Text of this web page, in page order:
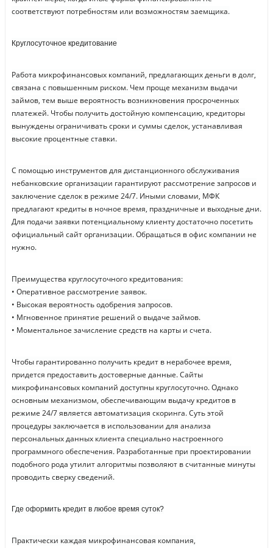
соответствуют потребностям или возможностям заемщика.
Круглосуточное кредитование
Работа микрофинансовых компаний, предлагающих деньги в долг,
связана с повышенным риском. Чем проще механизм выдачи
займов, тем выше вероятность возникновения просроченных
платежей. Чтобы получить достойную компенсацию, кредиторы
вынуждены ограничивать сроки и суммы сделок, устанавливая
высокие процентные ставки.
С помощью инструментов для дистанционного обслуживания
небанковские организации гарантируют рассмотрение запросов и
заключение сделок в режиме 24/7. Иными словами, МФК
предлагают кредиты в ночное время, праздничные и выходные дни.
Для подачи заявки потенциальному клиенту достаточно посетить
официальный сайт организации. Обращаться в офис компании не
нужно.
Преимущества круглосуточного кредитования:
• Оперативное рассмотрение заявок.
• Высокая вероятность одобрения запросов.
• Мгновенное принятие решений о выдаче займов.
• Моментальное зачисление средств на карты и счета.
Чтобы гарантированно получить кредит в нерабочее время,
придется предоставить достоверные данные. Сайты
микрофинансовых компаний доступны круглосуточно. Однако
основным механизмом, обеспечивающим выдачу кредитов в
режиме 24/7 является автоматизация скоринга. Суть этой
процедуры заключается в использовании для анализа
персональных данных клиента специально настроенного
программного обеспечения. Разработанные при проектировании
подобного рода утилит алгоритмы позволяют в считанные минуты
проводить сверку сведений.
Где оформить кредит в любое время суток?
Практически каждая микрофинансовая компания,